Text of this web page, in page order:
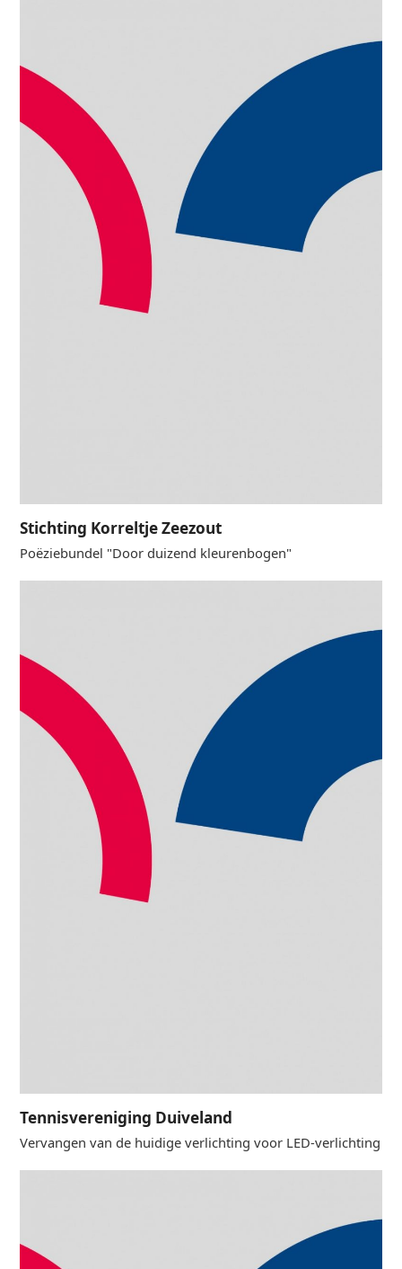
Stichting Korreltje Zeezout
Poëziebundel "Door duizend kleurenbogen"
Tennisvereniging Duiveland
Vervangen van de huidige verlichting voor LED-verlichting